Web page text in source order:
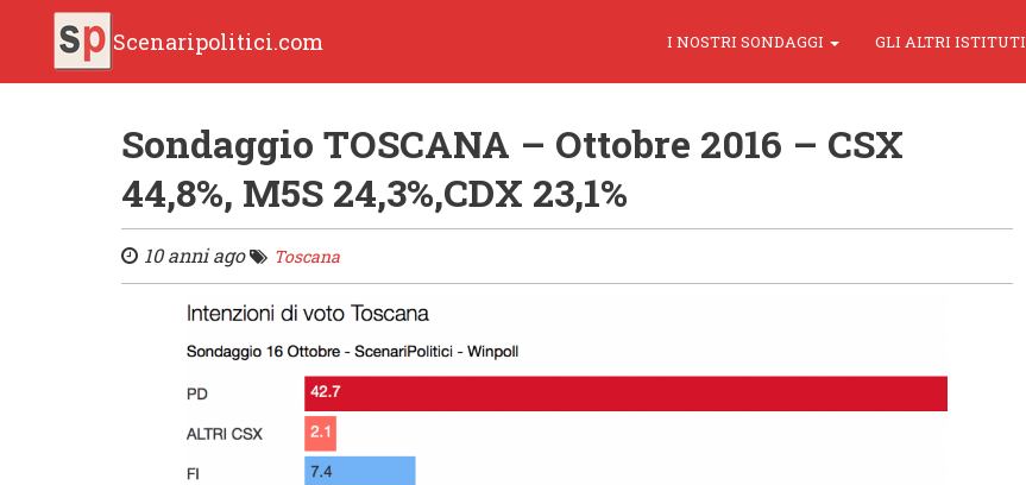
Scenaripolitici.com I NOSTRI SONDAGGI GLI ALTRI ISTITUTI
Sondaggio TOSCANA – Ottobre 2016 – CSX
44,8%, M5S 24,3%,CDX 23,1%
10 anni ago Toscana